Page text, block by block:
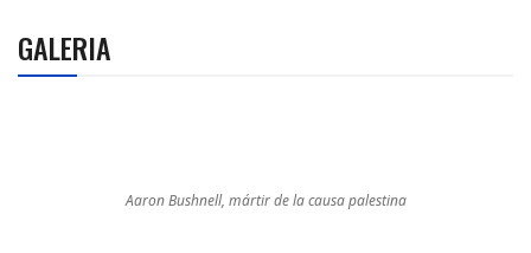
GALERIA
Aaron Bushnell, mártir de la causa palestina